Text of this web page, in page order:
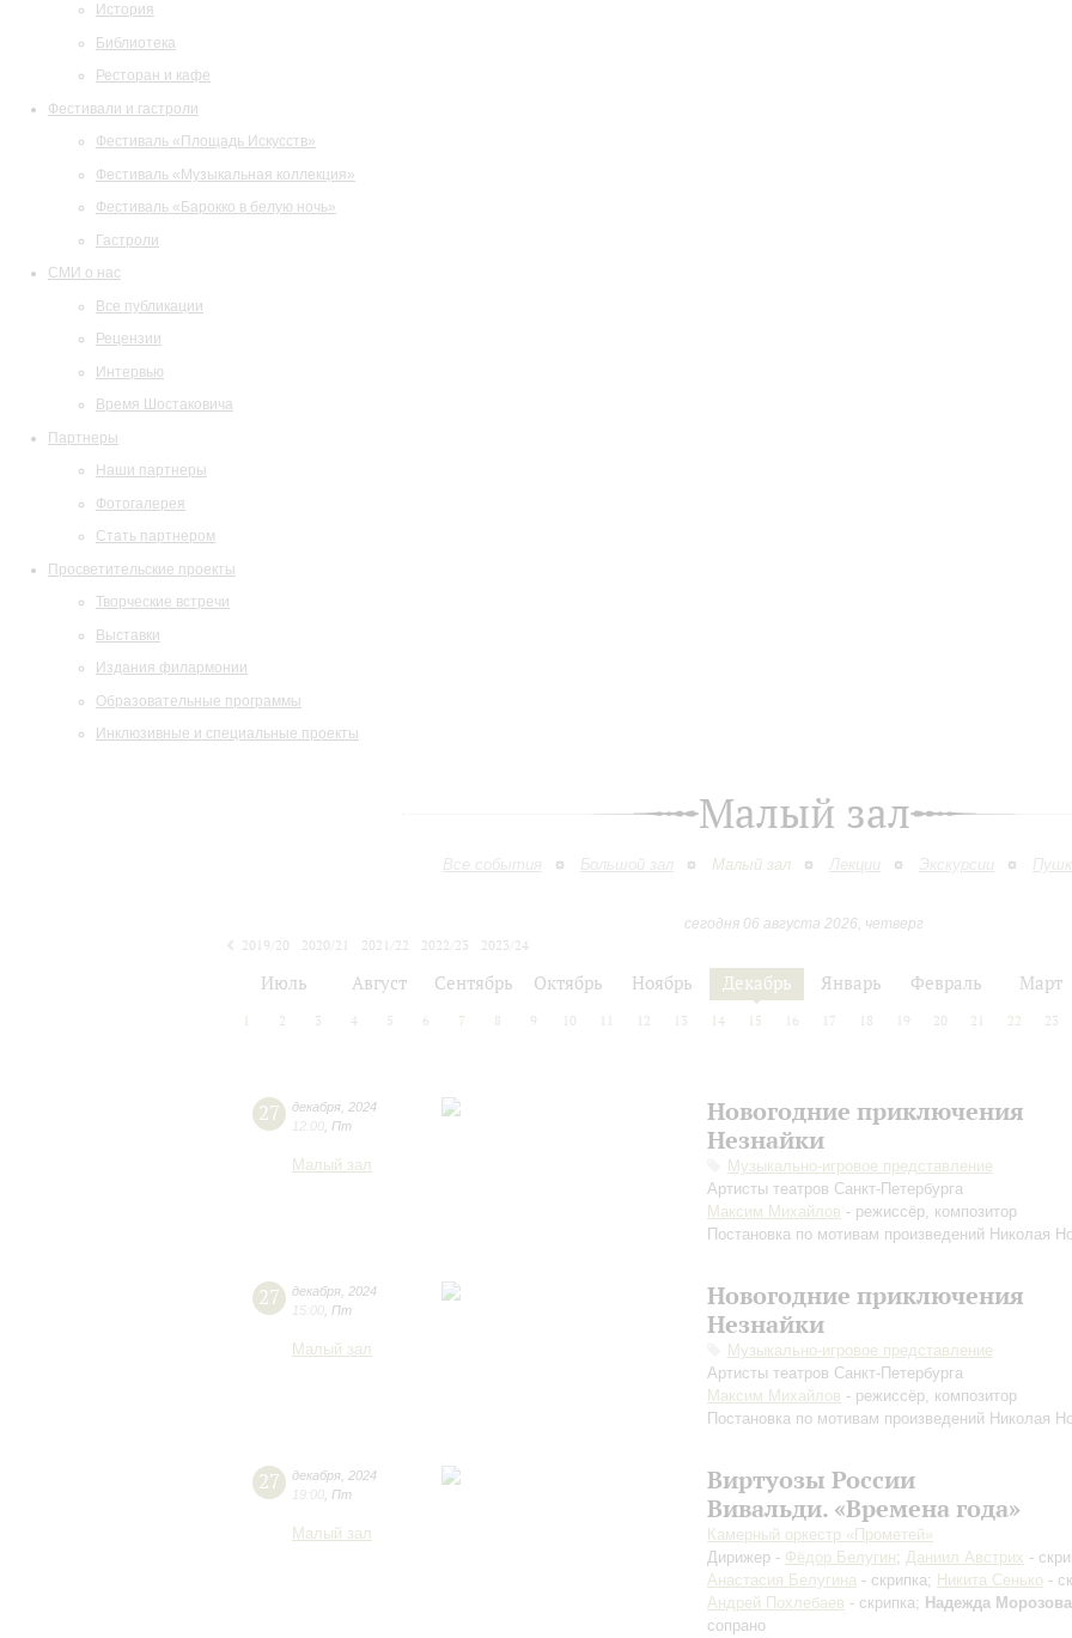
История
Библиотека
Ресторан и кафе
Фестивали и гастроли
Фестиваль «Площадь Искусств»
Фестиваль «Музыкальная коллекция»
Фестиваль «Барокко в белую ночь»
Гастроли
СМИ о нас
Все публикации
Рецензии
Интервью
Время Шостаковича
Партнеры
Наши партнеры
Фотогалерея
Стать партнером
Просветительские проекты
Творческие встречи
Выставки
Издания филармонии
Образовательные программы
Инклюзивные и специальные проекты
Малый зал
Все события Большой зал Малый зал Лекции Экскурсии
сегодня 06 августа 2026, четверг
2019/20
2020/21 2021/22 2022/23
2023/24
Июль Август Сентябрь Октябрь Ноябрь Декабрь Январь Февраль Март
1 2 3 4 5 6 7 8 9 10 12 13 14 15 16 17 18 19 20 21 22 23
27 декабря 2024
12:00 Пт
Малый зал
Новогодние приключения
Незнайки
Музыкально-игровое представление
Артисты театров Санкт-Петербурга
Максим Михайлов - режиссёр, композитор
Постановка по мотивам произведений Николая
27 декабря 2024
15:00 Пт
Малый зал
Новогодние приключения
Незнайки
Музыкально-игровое представление
Артисты театров Санкт-Петербурга
Максим Михайлов - режиссёр, композитор
Постановка по мотивам произведений Николая
27 декабря 2024
19:00 Пт
Малый зал
Виртуозы России
Вивальди. «Времена года»
Камерный оркестр «Прометей»
Дирижер - Фёдор Белугин; Даниил Австрих -
Анастасия Белугина - скрипка; Никита Сенько -
Андрей Похлебаев - скрипка; Надежда Морозова
сопрано